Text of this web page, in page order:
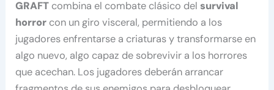
GRAFT combina el combate clásico delsurvival
horror con un giro visceral, permitiendo a los
jugadores enfrentarse a criaturas y transformarse en
algo nuevo, algo capaz de sobrevivir a los horrores
que acechan. Los jugadores deberán arrancar